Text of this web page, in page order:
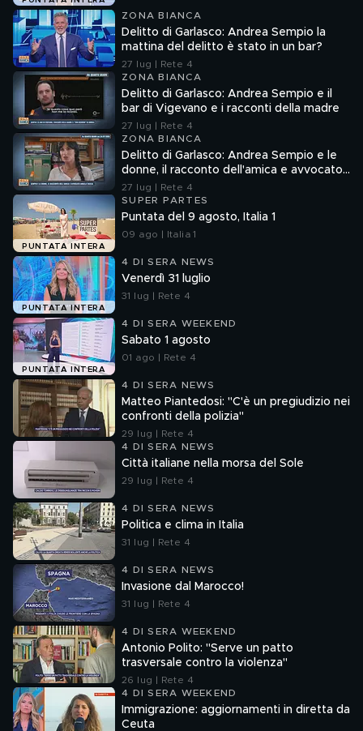
ZONA BIANCA
Delitto di Garlasco: Andrea Sempio la
mattina del delitto è stato in un bar?
27 lug | Rete 4
ZONA BIANCA
Delitto di Garlasco: Andrea Sempio e il
bar di Vigevano e i racconti della madre
27 lug | Rete 4
ZONA BIANCA
Delitto di Garlasco: Andrea Sempio e le
donne, il racconto dell'amica e avvocato
Angela Taccia
27 lug | Rete 4
PUNTATA INTERA
SUPER PARTES
Puntata del 9 agosto, Italia 1
09 ago | Italia 1
PUNTATA INTERA
4 DI SERA NEWS
Venerdì 31 luglio
31 lug | Rete 4
PUNTATA INTERA
4 DI SERA WEEKEND
Sabato 1 agosto
01 ago | Rete 4
4 DI SERA NEWS
Matteo Piantedosi: "C'è un pregiudizio nei
confronti della polizia"
29 lug | Rete 4
4 DI SERA NEWS
Città italiane nella morsa del Sole
29 lug | Rete 4
4 DI SERA NEWS
Politica e clima in Italia
31 lug | Rete 4
4 DI SERA NEWS
Invasione dal Marocco!
31 lug | Rete 4
4 DI SERA WEEKEND
Antonio Polito: "Serve un patto
trasversale contro la violenza"
26 lug | Rete 4
4 DI SERA WEEKEND
Immigrazione: aggiornamenti in diretta da
Ceuta